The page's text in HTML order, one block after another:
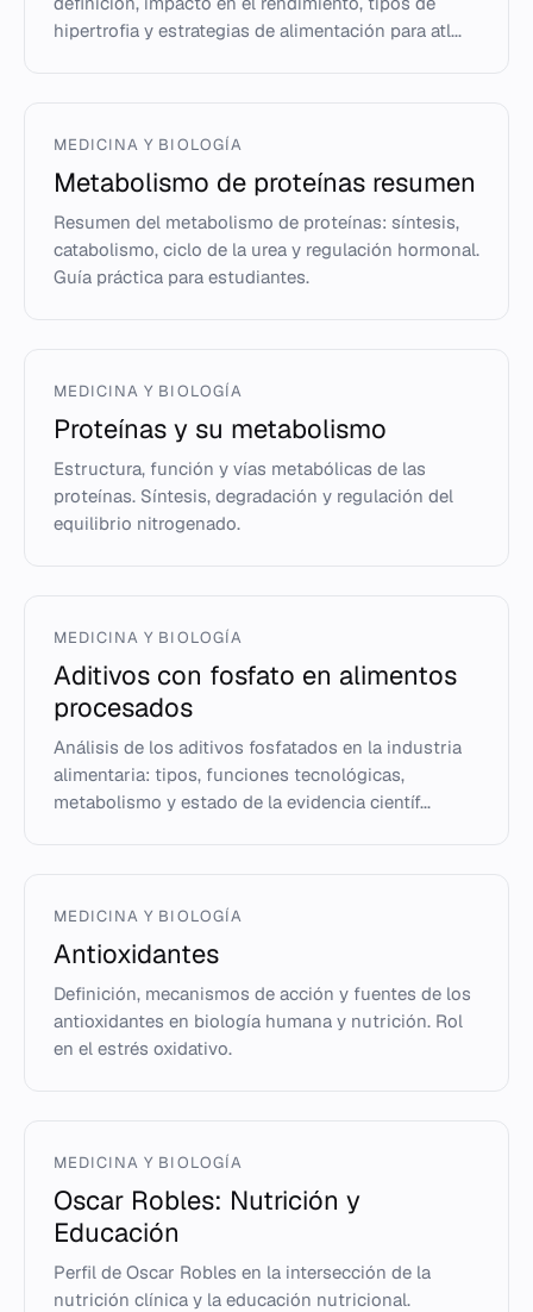
hipertrofia y estrategias de alimentación para atl...
MEDICINA Y BIOLOGÍA
Metabolismo de proteínas resumen
Resumen del metabolismo de proteínas: síntesis,
catabolismo, ciclo de la urea y regulación hormonal.
Guía práctica para estudiantes.
MEDICINA Y BIOLOGÍA
Proteínas y su metabolismo
Estructura, función y vías metabólicas de las
proteínas. Síntesis, degradación y regulación del
equilibrio nitrogenado.
MEDICINA Y BIOLOGÍA
Aditivos con fosfato en alimentos
procesados
Análisis de los aditivos fosfatados en la industria
alimentaria: tipos, funciones tecnológicas,
metabolismo y estado de la evidencia científ...
MEDICINA Y BIOLOGÍA
Antioxidantes
Definición, mecanismos de acción y fuentes de los
antioxidantes en biología humana y nutrición. Rol
en el estrés oxidativo.
MEDICINA Y BIOLOGÍA
Oscar Robles: Nutrición y
Educación
Perfil de Oscar Robles en la intersección de la
nutrición clínica y la educación nutricional.